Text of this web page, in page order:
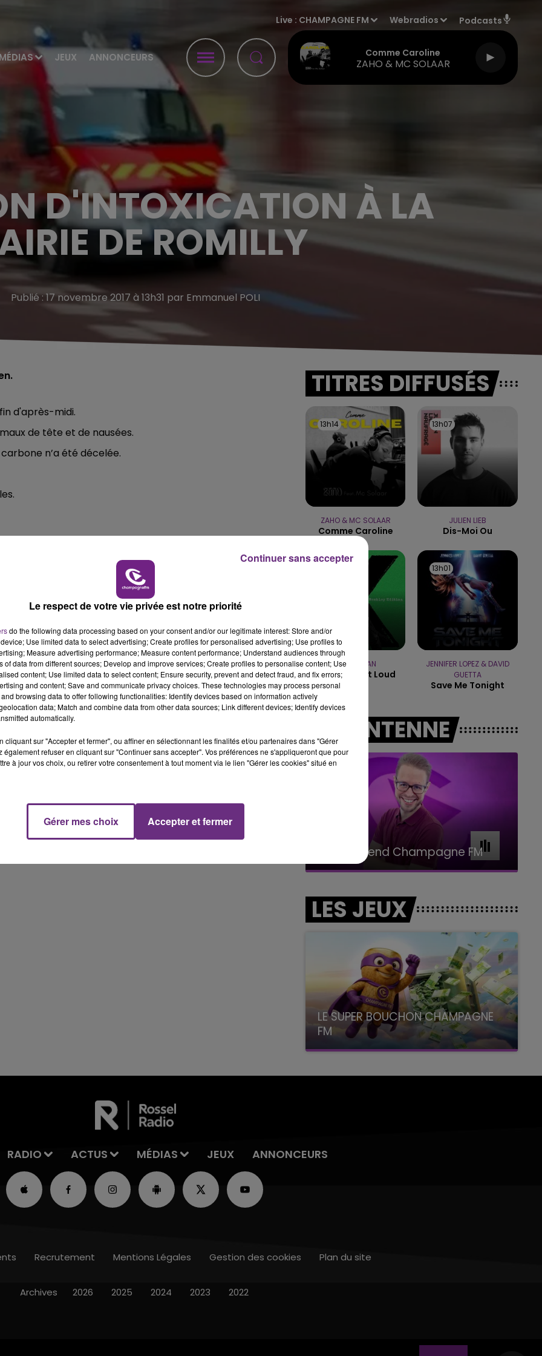
MÉDIAS JEUX ANNONCEURS
Live : CHAMPAGNE FM Webradios Podcasts
Comme Caroline
ZAHO & MC SOLAAR
LE WEEK-END CHAMPAGNE FM BEST OF
D'INTOXICATION À LA
DE ROMILLY
Publié : 17 novembre 2017 à 13h31 par Emmanuel POLI
d'après-midi.
de tête et de nausées.
n’a été décelée.
LE MAGASIN JOUÉCLUB DE REIMS FERME
SES PORTES
C'était l'une des institutions du centre-ville
rémois. Le magasin JouéClub est contraint de
fermer ses portes.
TITRES DIFFUSÉS
13h14
13h14
ZAHO & MC SOLAAR
Comme Caroline
13h07
13h07
JULIEN LIEB
Dis-Moi Ou
ED SHEERAN
Thinking Out Loud
13h01
13h01
JENNIFER LOPEZ & DAVID
GUETTA
Save Me Tonight
A L'ANTENNE
7h00 - 11h00
Le week-end Champagne FM
LES JEUX
LE SUPER BOUCHON CHAMPAGNE
FM
avec La Famille Champagne FM, à 8H10
RADIO ACTUS MÉDIAS JEUX ANNONCEURS
Recrutement Mentions Légales Gestion des cookies Plan du site
Archives 2026 2025 2024 2023 2022
Le respect de votre vie privée est notre priorité
do the following data processing based on your consent and/or our legitimate interest: Store and/or
Use limited data to select advertising; Create profiles for personalised advertising; Use profiles to
Measure advertising performance; Measure content performance; Understand audiences through
of data from different sources; Develop and improve services; Create profiles to personalise content; Use
content; Use limited data to select content; Ensure security, prevent and detect fraud, and fix errors;
and content; Save and communicate privacy choices. These technologies may process personal
browsing data to offer following functionalities: Identify devices based on information actively
data; Match and combine data from other data sources; Link different devices; Identify devices
automatically.
cliquant sur "Accepter et fermer", ou affiner en sélectionnant les finalités et/ou partenaires dans "Gérer
également refuser en cliquant sur "Continuer sans accepter". Vos préférences ne s'appliqueront que pour
à jour vos choix, ou retirer votre consentement à tout moment via le lien "Gérer les cookies" situé en
Gérer mes choix Accepter et fermer
Continuer sans accepter